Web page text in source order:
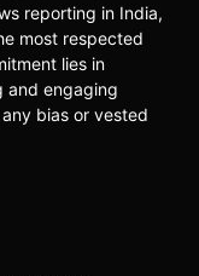
reporting in India,
most respected
lies in
and engaging
bias or vested